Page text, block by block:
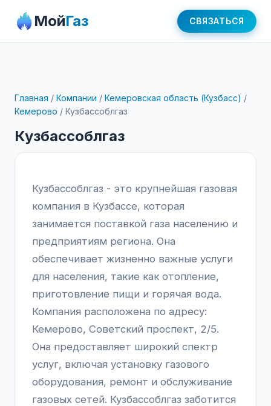
МойГаз СВЯЗАТЬСЯ
Главная / Компании / Кемеровская область (Кузбасс) /
Кемерово / Кузбассоблгаз
Кузбассоблгаз
Кузбассоблгаз - это крупнейшая газовая
компания в Кузбассе, которая
занимается поставкой газа населению и
предприятиям региона. Она
обеспечивает жизненно важные услуги
для населения, такие как отопление,
приготовление пищи и горячая вода.
Компания расположена по адресу:
Кемерово, Советский проспект, 2/5.
Она предоставляет широкий спектр
услуг, включая установку газового
оборудования, ремонт и обслуживание
газовых сетей. Кузбассоблгаз заботится